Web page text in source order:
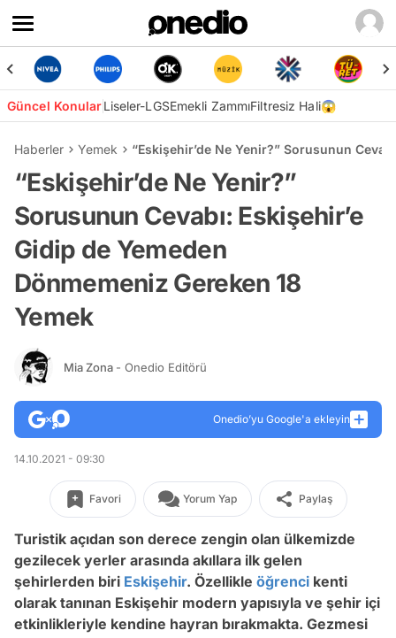
Güncel KonularLiseler-LGSEmekli ZammıFiltresiz Hali😱
Haberler Yemek “Eskişehir’de Ne Yenir?” Sorusunun
“Eskişehir’de Ne Yenir?”
Sorusunun Cevabı: Eskişehir’e
Gidip de Yemeden
Dönmemeniz Gereken 18
Yemek
Mia Zona - Onedio Editörü
Onedio’yu Google'a ekleyin
14.10.2021 - 09:30
Favori Yorum Yap Paylaş
Turistik açıdan son derece zengin olan ülkemizde
gezilecek yerler arasında akıllara ilk gelen
şehirlerden biri Eskişehir. Özellikle öğrenci kenti
olarak tanınan Eskişehir modern yapısıyla ve şehir içi
etkinlikleriyle kendine hayran bırakmakta. Gezmesi